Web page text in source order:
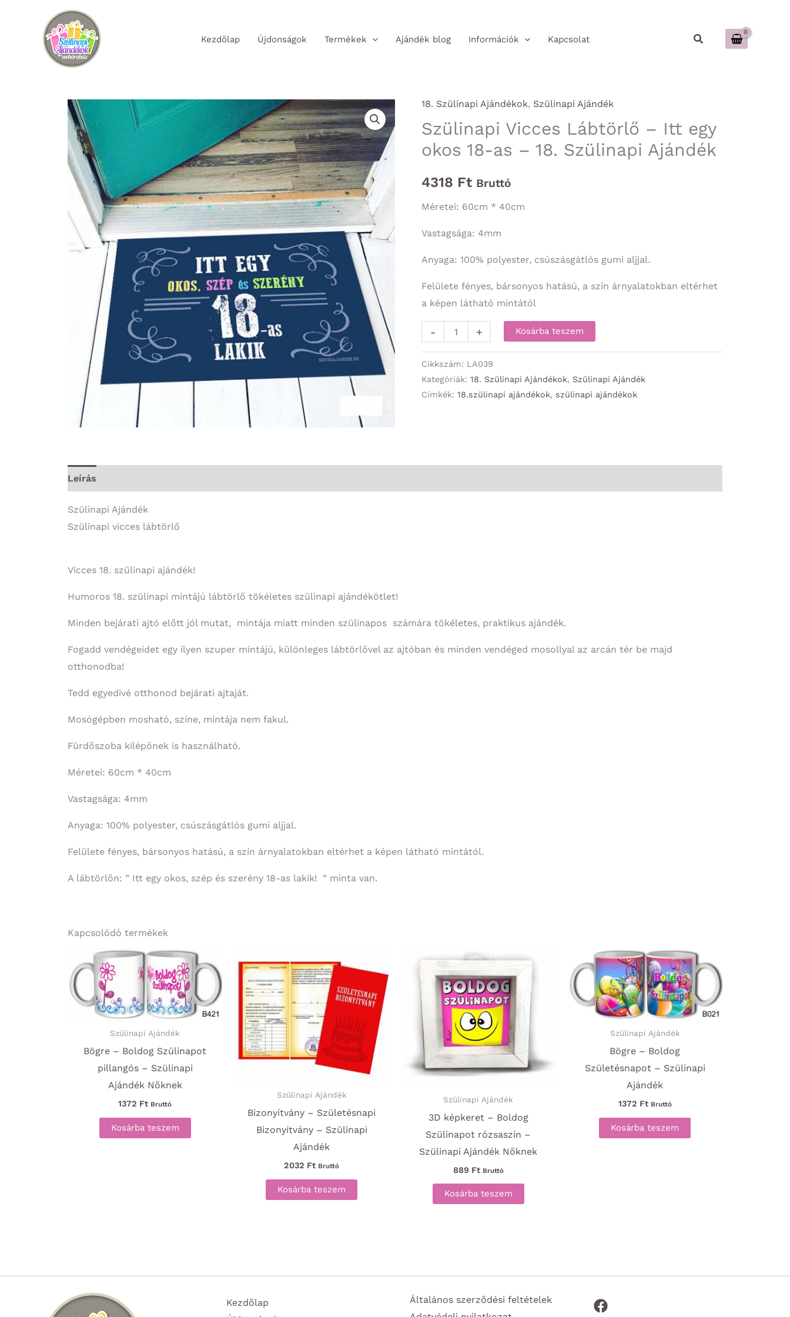
Kezdőlap Újdonságok Termékek Ajándék blog Információk Kapcsolat Keresés
18. Szülinapi Ajándékok, Szülinapi Ajándék
Szülinapi Vicces Lábtörlő – Itt egy
okos 18-as – 18. Szülinapi Ajándék
4318 Ft Bruttó
Méretei: 60cm * 40cm
Vastagsága: 4mm
Anyaga: 100% polyester, csúszásgátlós gumi aljjal.
Felülete fényes, bársonyos hatású, a szín árnyalatokban eltérhet
a képen látható mintától
-
Szülinapi
Lábtörlő
-
Itt
as
+ Kosárba teszem
Cikkszám: LA039
Kategóriák: 18. Szülinapi Ajándékok, Szülinapi Ajándék
Címkék: 18.szülinapi ajándékok, szülinapi ajándékok
Leírás
Szülinapi Ajándék
Szülinapi vicces lábtörlő
Vicces 18. szülinapi ajándék!
Humoros 18. szülinapi mintájú lábtörlő tökéletes szülinapi ajándékötlet!
Minden bejárati ajtó előtt jól mutat, mintája miatt minden szülinapos számára tökéletes, praktikus ajándék.
Fogadd vendégeidet egy ilyen szuper mintájú, különleges lábtörlővel az ajtóban és minden vendéged mosollyal az arcán tér be majd
otthonodba!
Tedd egyedivé otthonod bejárati ajtaját.
Mosógépben mosható, színe, mintája nem fakul.
Fürdőszoba kilépőnek is használható.
Méretei: 60cm * 40cm
Vastagsága: 4mm
Anyaga: 100% polyester, csúszásgátlós gumi aljjal.
Felülete fényes, bársonyos hatású, a szín árnyalatokban eltérhet a képen látható mintától.
A lábtörlőn: ” Itt egy okos, szép és szerény 18-as lakik! ” minta van.
Kapcsolódó termékek
Szülinapi Ajándék
Bögre – Boldog Szülinapot
pillangós – Szülinapi
Ajándék Nőknek
1372 Ft Bruttó
Kosárba teszem
Szülinapi Ajándék
Bizonyítvány – Születésnapi
Bizonyítvány – Szülinapi
Ajándék
2032 Ft Bruttó
Kosárba teszem
Szülinapi Ajándék
3D képkeret – Boldog
Szülinapot rózsaszín –
Szülinapi Ajándék Nőknek
889 Ft Bruttó
Kosárba teszem
Szülinapi Ajándék
Bögre – Boldog
Születésnapot – Szülinapi
Ajándék
1372 Ft Bruttó
Kosárba teszem
Kezdőlap
Általános szerződési feltételek